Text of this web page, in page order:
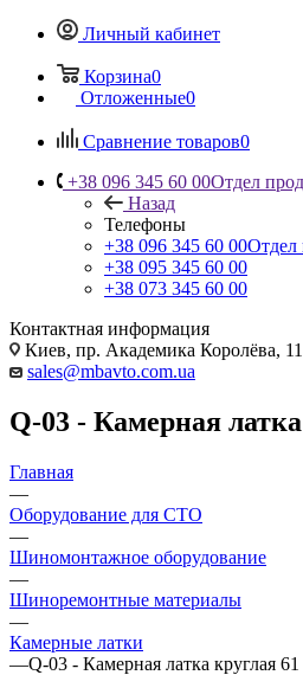
Личный кабинет
Корзина0
Отложенные0
Сравнение товаров0
+38 096 345 60 00Отдел
Назад
Телефоны
+38 096 345 60 00Отдел
+38 095 345 60 00
+38 073 345 60 00
Контактная информация
Киев, пр. Академика Королёва, 11
sales@mbavto.com.ua
Q-03 - Камерная
Главная
—
Оборудование для СТО
—
Шиномонтажное оборудование
—
Шиноремонтные материалы
—
Камерные латки
—Q-03 - Камерная латка круглая